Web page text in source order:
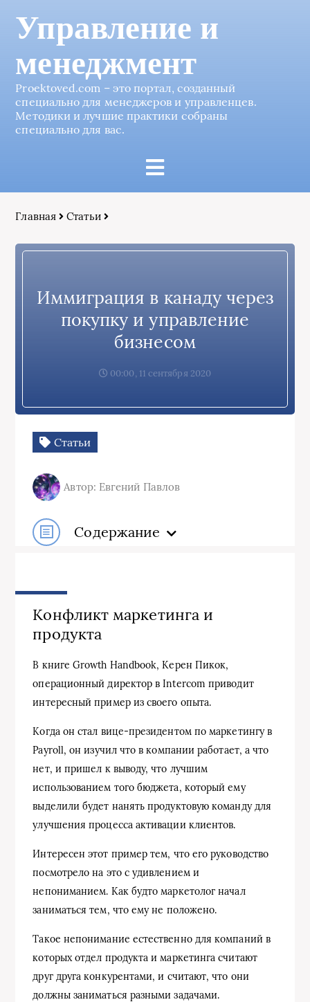
Управление и
менеджмент
Proektoved.com – это портал, созданный
специально для менеджеров и управленцев.
Методики и лучшие практики собраны
специально для вас.
Главная Статьи
Иммиграция в канаду через
покупку и управление
бизнесом
00:00, 11 сентября 2020
Статьи
Автор: Евгений Павлов
Содержание
Конфликт маркетинга и
продукта
В книге Growth Handbook, Керен Пикок,
операционный директор в Intercom приводит
интересный пример из своего опыта.
Когда он стал вице-президентом по маркетингу в
Payroll, он изучил что в компании работает, а что
нет, и пришел к выводу, что лучшим
использованием того бюджета, который ему
выделили будет нанять продуктовую команду для
улучшения процесса активации клиентов.
Интересен этот пример тем, что его руководство
посмотрело на это с удивлением и
непониманием. Как будто маркетолог начал
заниматься тем, что ему не положено.
Такое непонимание естественно для компаний в
которых отдел продукта и маркетинга считают
друг друга конкурентами, и считают, что они
должны заниматься разными задачами.